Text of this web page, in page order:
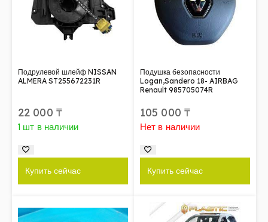
Подрулевой шлейф NISSAN
ALMERA ST255672231R
22 000 ₸
1 шт в наличии
Купить сейчас
Подушка безопасности
Logan,Sandero 18- AIRBAG
Renault 985705074R
105 000 ₸
Нет в наличии
Купить сейчас